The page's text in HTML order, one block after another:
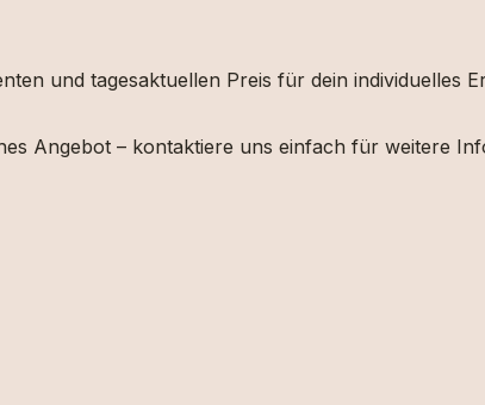
und tagesaktuellen Preis für dein individuelles
Angebot – kontaktiere uns einfach für weitere